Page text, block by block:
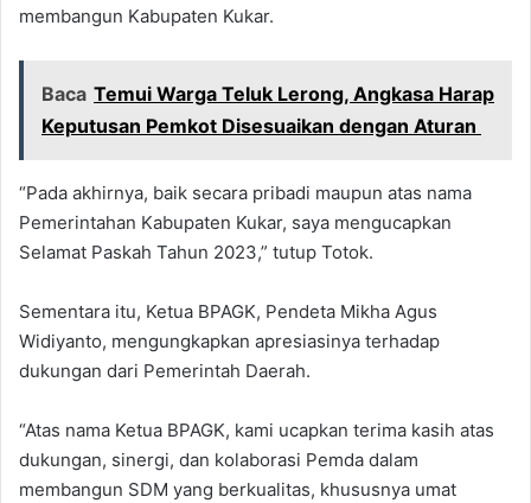
membangun Kabupaten Kukar.
Baca Temui Warga Teluk Lerong, Angkasa Harap
Keputusan Pemkot Disesuaikan dengan Aturan
“Pada akhirnya, baik secara pribadi maupun atas nama
Pemerintahan Kabupaten Kukar, saya mengucapkan
Selamat Paskah Tahun 2023,” tutup Totok.
Sementara itu, Ketua BPAGK, Pendeta Mikha Agus
Widiyanto, mengungkapkan apresiasinya terhadap
dukungan dari Pemerintah Daerah.
“Atas nama Ketua BPAGK, kami ucapkan terima kasih atas
dukungan, sinergi, dan kolaborasi Pemda dalam
membangun SDM yang berkualitas, khususnya umat